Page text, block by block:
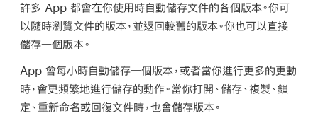
許多 App 都會在你使用時自動儲存文件的各個版本。你可
以隨時瀏覽文件的版本，並返回較舊的版本。你也可以直接
儲存一個版本。
App 會每小時自動儲存一個版本，或者當你進行更多的更動
時，會更頻繁地進行儲存的動作。當你打開、儲存、複製、鎖
定、重新命名或回復文件時，也會儲存版本。